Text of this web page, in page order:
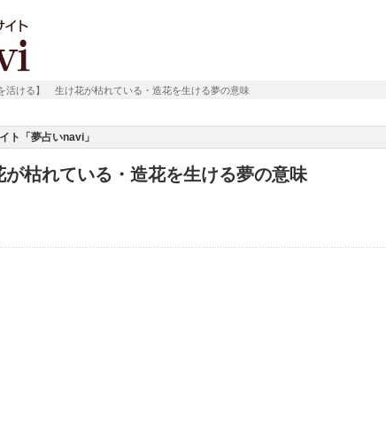
活ける】 生け花が枯れている・造花を生ける夢の意味
ト「夢占いnavi」
枯れている・造花を生ける夢の意味